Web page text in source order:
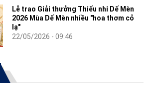
Lễ trao Giải thưởng Thiếu nhi Dế Mèn
2026 Mùa Dế Mèn nhiều "hoa thơm cỏ
lạ"
22/05/2026 - 09:46